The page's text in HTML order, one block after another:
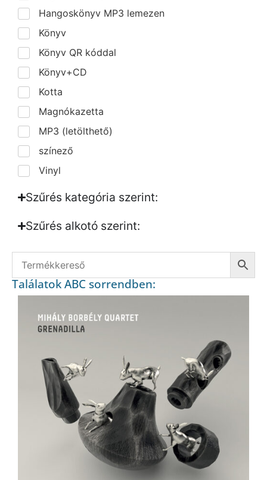
Hangoskönyv MP3 lemezen
Könyv
Könyv QR kóddal
Könyv+CD
Kotta
Magnókazetta
MP3 (letölthető)
színező
Vinyl
Szűrés kategória szerint:
Szűrés alkotó szerint:​
Találatok ABC sorrendben: